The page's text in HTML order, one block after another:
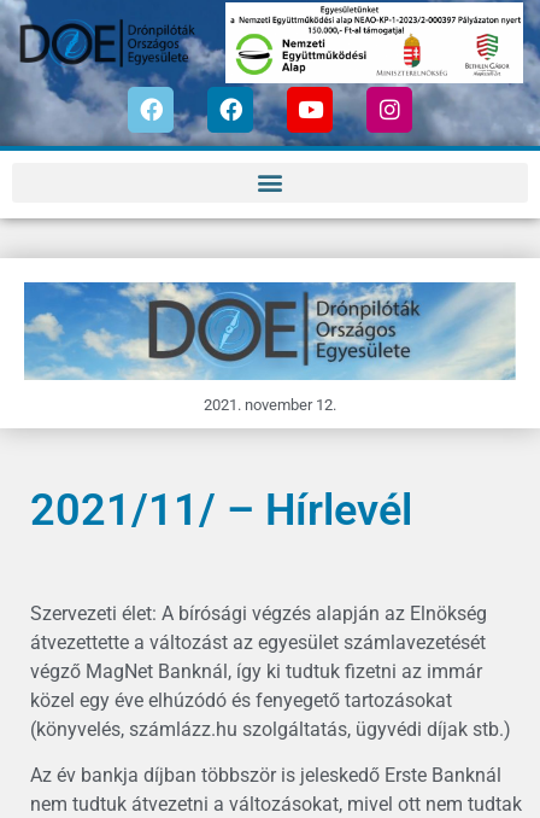
2021. november 12.
2021/11/ – Hírlevél
Szervezeti élet: A bírósági végzés alapján az Elnökség
átvezettette a változást az egyesület számlavezetését
végző MagNet Banknál, így ki tudtuk fizetni az immár
közel egy éve elhúzódó és fenyegető tartozásokat
(könyvelés, számlázz.hu szolgáltatás, ügyvédi díjak stb.)
Az év bankja díjban többször is jeleskedő Erste Banknál
nem tudtuk átvezetni a változásokat, mivel ott nem tudtak